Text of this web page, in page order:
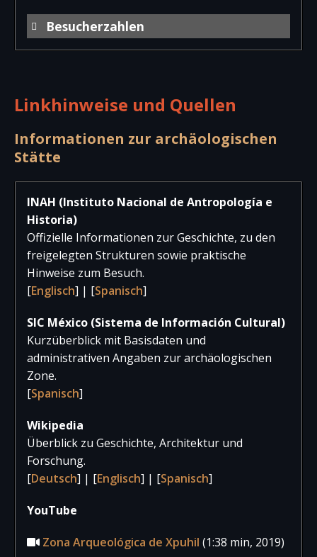
Besucherzahlen
Jahr
Besucher
Besucher
2025 5.127 1.825
2024
2.206
2023
2021
2020
2.682 1.516
2019
6.830
2017
6.599
Linkhinweise und Quellen
Informationen zur archäologischen
Stätte
INAH (Instituto Nacional de Antropología e
Historia)
Offizielle Informationen zur Geschichte, zu den
freigelegten Strukturen sowie praktische
Hinweise zum Besuch.
[Englisch] | [Spanisch]
SIC México (Sistema de Información Cultural)
Kurzüberblick mit Basisdaten und
administrativen Angaben zur archäologischen
Zone.
[Spanisch]
Wikipedia
Überblick zu Geschichte, Architektur und
Forschung.
[Deutsch] | [Englisch] | [Spanisch]
YouTube
Zona Arqueológica de Xpuhil (1:38 min, 2019)